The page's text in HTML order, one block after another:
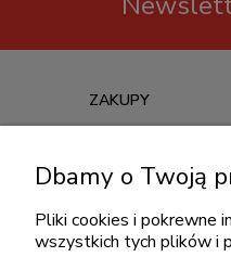
ZAKUPY
Informacje o leasingu
Koszt dostawy
Dbamy o Twoją
Pliki cookies i pokrewne
wszystkich tych plików i